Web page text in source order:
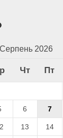
Серпень 2026
Чт Пт
6 7
13 14